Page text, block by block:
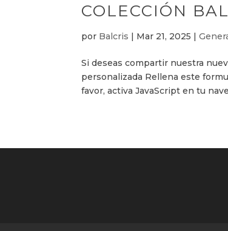
COLECCIÓN
por Balcris | Mar 21, 2025 |
Si deseas compartir nuestra
personalizada Rellena este
favor, activa JavaScript en tu